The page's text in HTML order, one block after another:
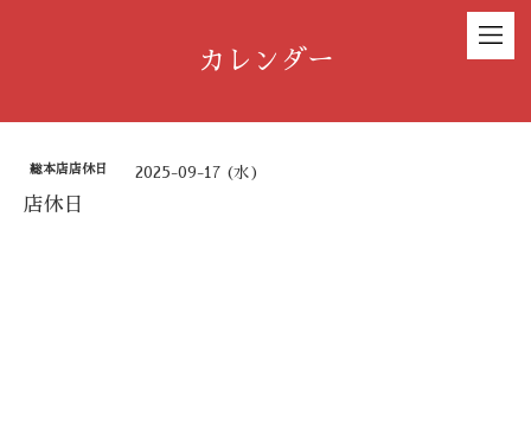
カレンダー
総本店店休日 2025-09-17 (水)
店休日